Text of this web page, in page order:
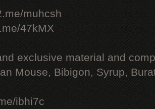
muhcsh
47kMX
exclusive material and
Mouse, Bibigon, Syrup,
ibhi7c